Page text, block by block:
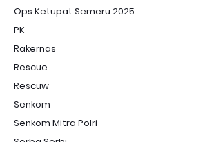
Ops Ketupat Semeru 2025
PK
Rakernas
Rescue
Rescuw
Senkom
Senkom Mitra Polri